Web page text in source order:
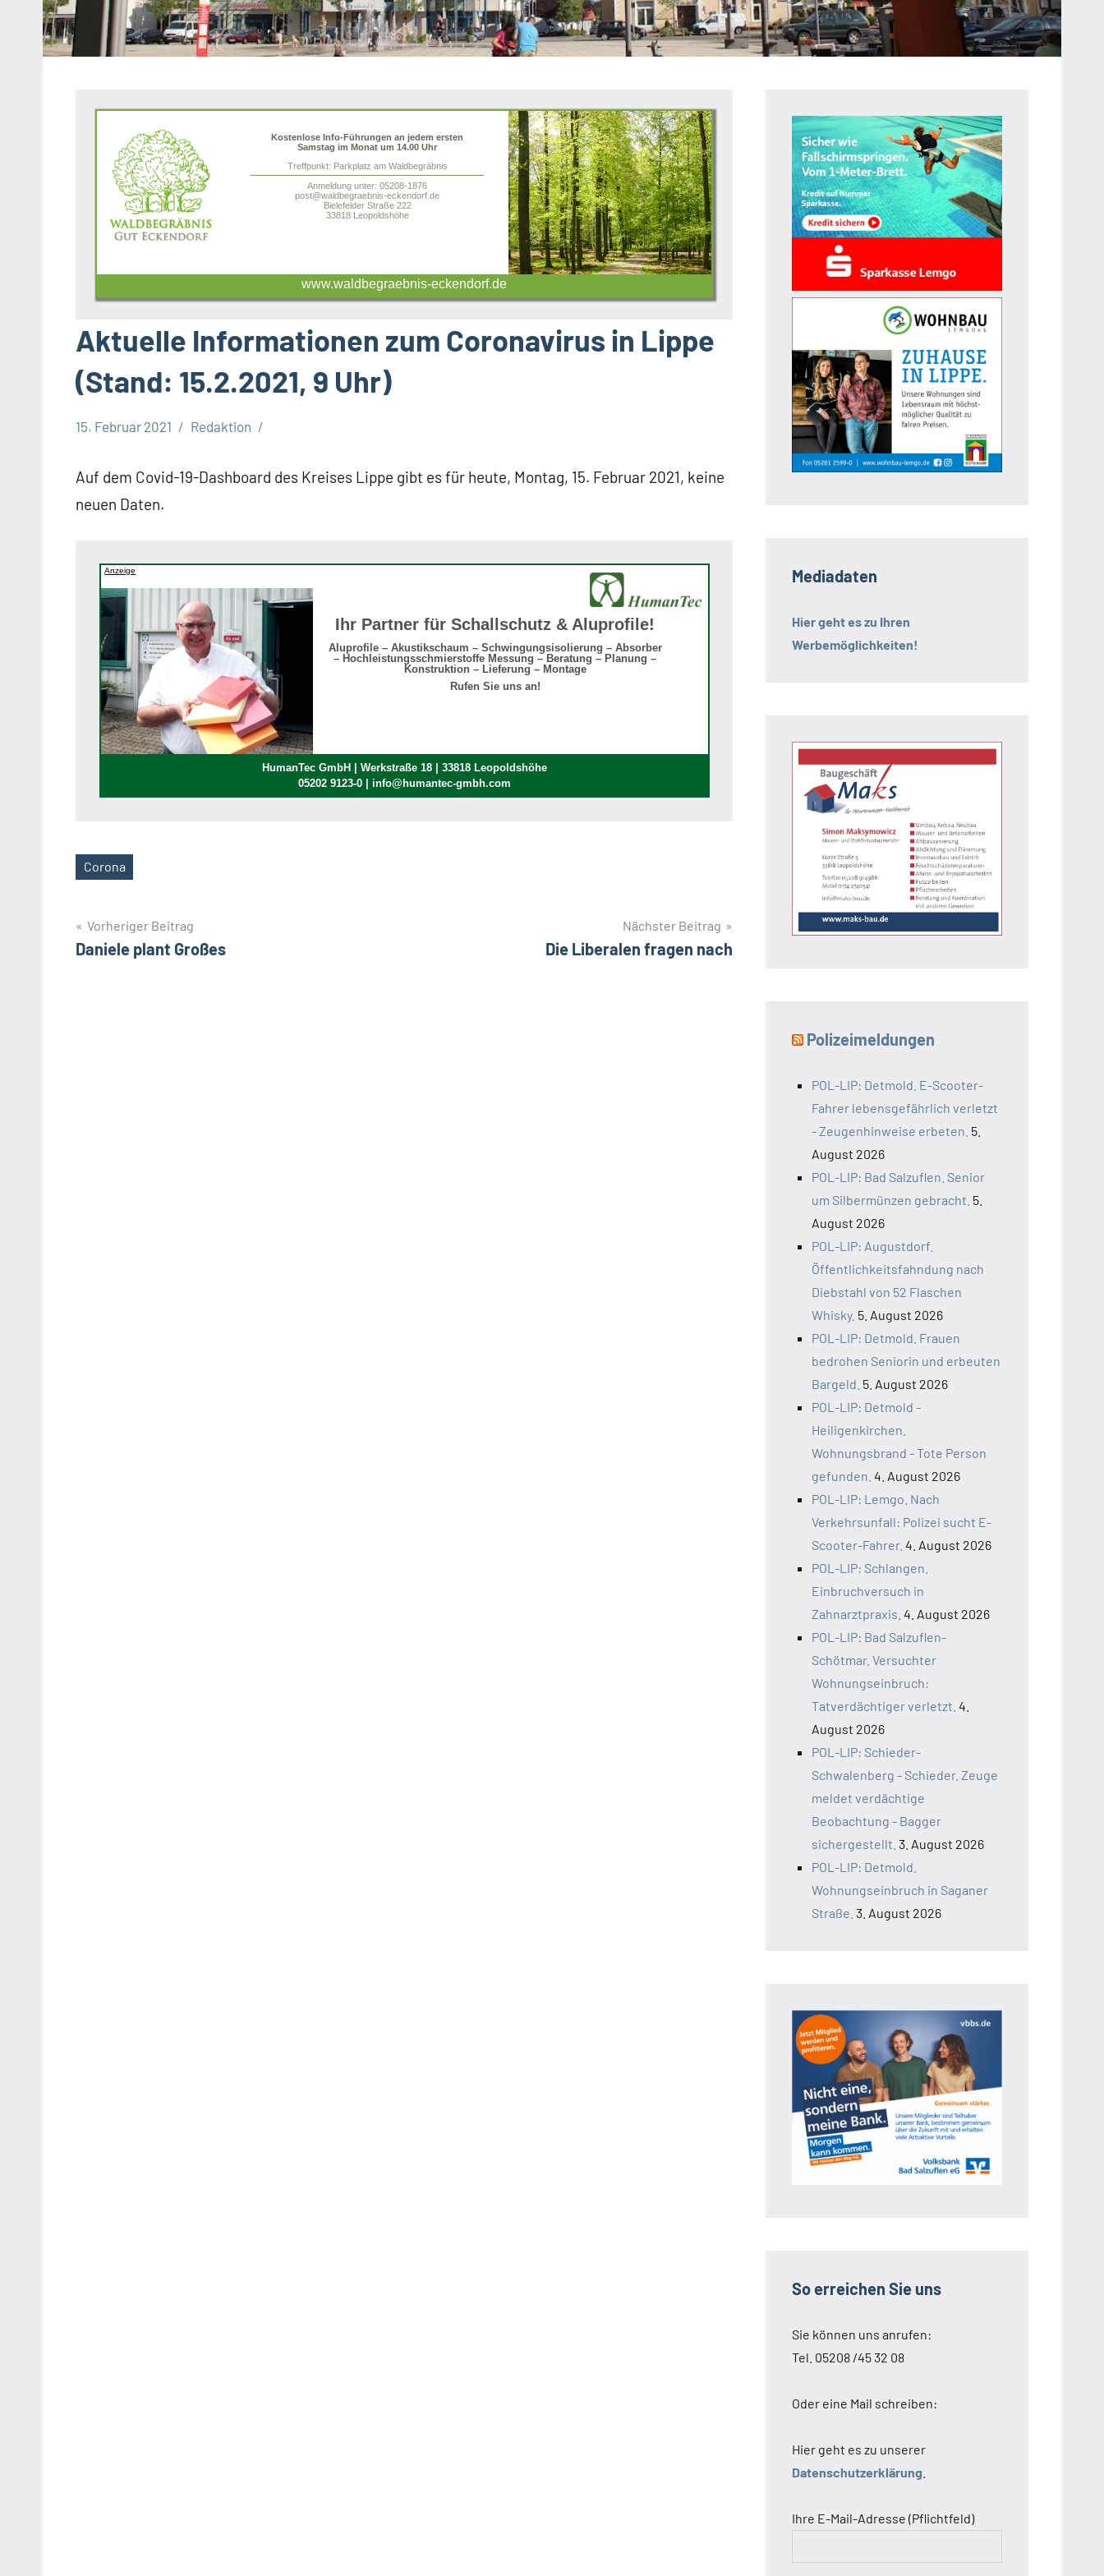
Heipke,
Leopoldshöhe,
Kostenlose Info-Führungen an jedem ersten
Samstag im Monat um 14.00 Uhr
Treffpunkt: Parkplatz am Waldbegräbnis
Anmeldung unter: 05208-1876
post@waldbegraebnis-eckendorf.de
Bielefelder Straße 222
33818 Leopoldshöhe
www.waldbegraebnis-eckendorf.de
Aktuelle Informationen zum Coronavirus in Lippe
(Stand: 15.2.2021, 9 Uhr)
15. Februar 2021 Redaktion
Auf dem Covid-19-Dashboard des Kreises Lippe gibt es für heute, Montag, 15. Februar 2021, keine
neuen Daten.
Anzeige
Ihr Partner für Schallschutz & Aluprofile!
Aluprofile – Akustikschaum – Schwingungsisolierung – Absorber
– Hochleistungsschmierstoffe Messung – Beratung – Planung –
Konstruktion – Lieferung – Montage
Rufen Sie uns an!
HumanTec GmbH | Werkstraße 18 | 33818 Leopoldshöhe
05202 9123-0 | info@humantec-gmbh.com
Schlagwörter
Corona
Beitragsnavigation
Vorheriger Beitrag
Daniele plant Großes
Nächster Beitrag
Die Liberalen fragen nach
Mediadaten
Hier geht es zu Ihren
Werbemöglichkeiten!
Polizeimeldungen
POL-LIP: Detmold. E-Scooter-
Fahrer lebensgefährlich verletzt
- Zeugenhinweise erbeten. 5.
August 2026
POL-LIP: Bad Salzuflen. Senior
um Silbermünzen gebracht. 5.
August 2026
POL-LIP: Augustdorf.
Öffentlichkeitsfahndung nach
Diebstahl von 52 Flaschen
Whisky. 5. August 2026
POL-LIP: Detmold. Frauen
bedrohen Seniorin und erbeuten
Bargeld. 5. August 2026
POL-LIP: Detmold -
Heiligenkirchen.
Wohnungsbrand - Tote Person
gefunden. 4. August 2026
POL-LIP: Lemgo. Nach
Verkehrsunfall: Polizei sucht E-
Scooter-Fahrer. 4. August 2026
POL-LIP: Schlangen.
Einbruchversuch in
Zahnarztpraxis. 4. August 2026
POL-LIP: Bad Salzuflen-
Schötmar. Versuchter
Wohnungseinbruch:
Tatverdächtiger verletzt. 4.
August 2026
POL-LIP: Schieder-
Schwalenberg - Schieder. Zeuge
meldet verdächtige
Beobachtung - Bagger
sichergestellt. 3. August 2026
POL-LIP: Detmold.
Wohnungseinbruch in Saganer
Straße. 3. August 2026
So erreichen Sie uns
Sie können uns anrufen:
Tel. 05208 /45 32 08
Oder eine Mail schreiben:
Hier geht es zu unserer
Datenschutzerklärung
Ihre E-Mail-Adresse (Pflichtfeld)